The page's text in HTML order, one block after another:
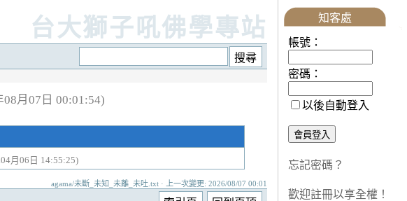
台大獅子吼佛學專站
月07日 00:01:54)
月06日 14:55:25)
agama/未斷_未知_未離_未吐.txt · 上一次變更: 2026/08/07 00:01
知客處
帳號：
密碼：
以後自動登入
忘記密碼？
歡迎註冊以享全權！